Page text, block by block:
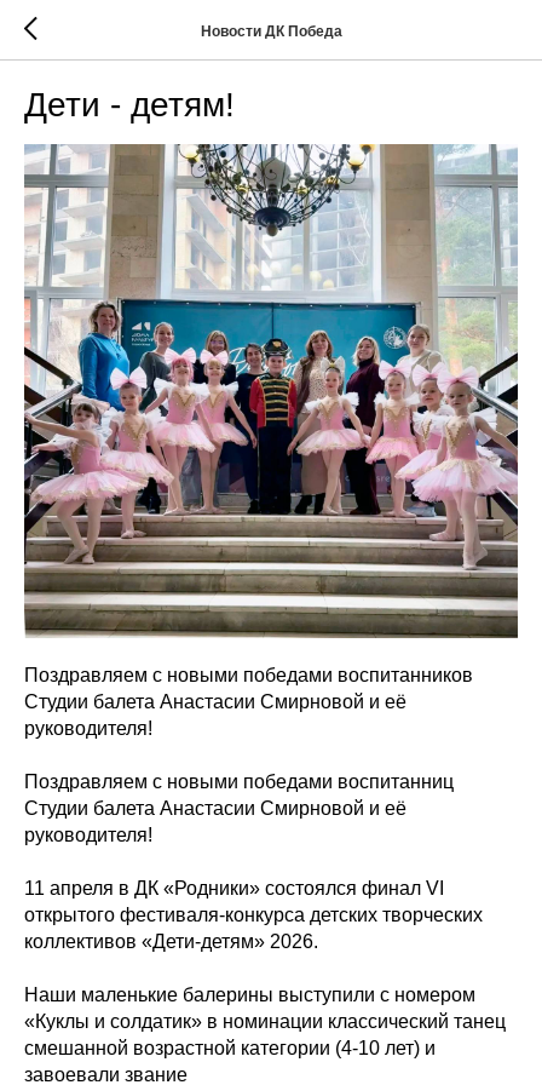
Новости ДК Победа
Дети - детям!
Поздравляем с новыми победами воспитанников
Студии балета Анастасии Смирновой и её
руководителя!
Поздравляем с новыми победами воспитанниц
Студии балета Анастасии Смирновой и её
руководителя!
11 апреля в ДК «Родники» состоялся финал VI
открытого фестиваля-конкурса детских творческих
коллективов «Дети-детям» 2026.
Наши маленькие балерины выступили с номером
«Куклы и солдатик» в номинации классический танец
смешанной возрастной категории (4-10 лет) и
завоевали звание